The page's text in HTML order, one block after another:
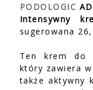
PODOLOGIC
Intensywny
sugerowana
Ten krem do
który zawiera
także aktywny